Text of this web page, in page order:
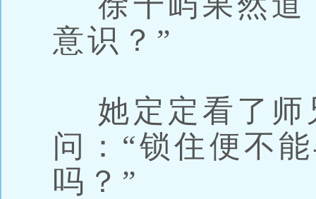
意识？”
她定定看了师
问：“锁住便不
吗？”